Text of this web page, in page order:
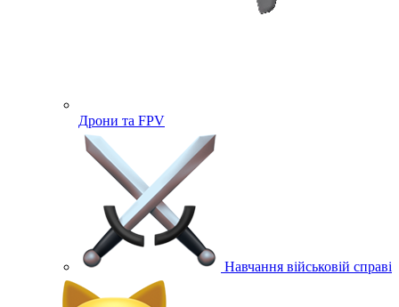
Дрони та FPV
Навчання військовій справі